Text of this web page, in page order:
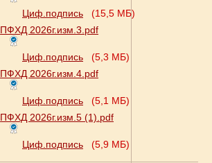
Циф.подпись
(15,5 МБ)
ПФХД 2026г.изм.3.pdf
Циф.подпись
(5,3 МБ)
ПФХД 2026г.изм.4.pdf
Циф.подпись
(5,1 МБ)
ПФХД 2026г.изм.5 (1).pdf
Циф.подпись (5,9 МБ)